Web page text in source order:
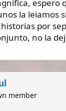
espero
la leiamos
por
no la
member